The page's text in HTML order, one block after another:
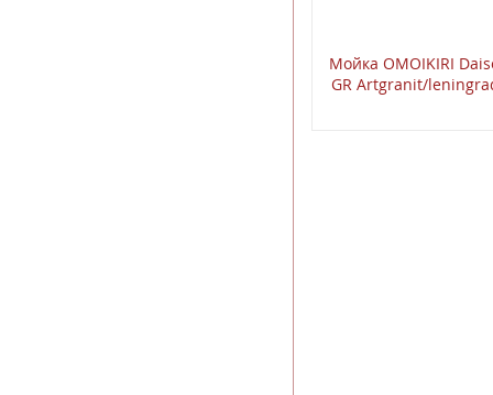
Мойка OMOIKIRI
GR Artgranit/